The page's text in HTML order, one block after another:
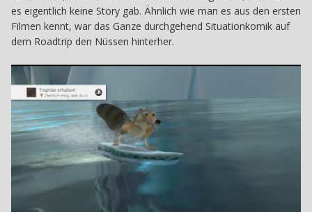
es eigentlich keine Story gab. Ähnlich wie man es aus den ersten
Filmen kennt, war das Ganze durchgehend Situationkomik auf
dem Roadtrip den Nüssen hinterher.